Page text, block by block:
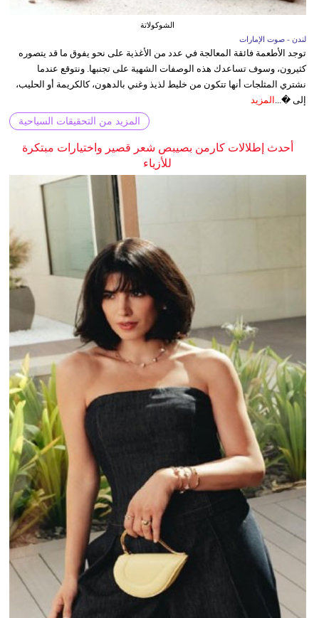
الشوكولاتة
لندن - صوت الإمارات
توجد الأطعمة فائقة المعالجة في عدد من الأغذية على نحو يفوق ما قد يتصوره
كثيرون، وسوف تساعدك هذه الوصفات الشهية على تجنبها. ونتوقع عندما
نشتري المثلجات أنها تتكون من خليط لذيذ وغني بالدهون، كالكريمة أو الحليب،
إلى �... المزيد
المزيد من التحقيقات السياحية
أحدث إطلالات كارمن بصيبص شعر قصير واختيارات مبتكرة
للأزياء